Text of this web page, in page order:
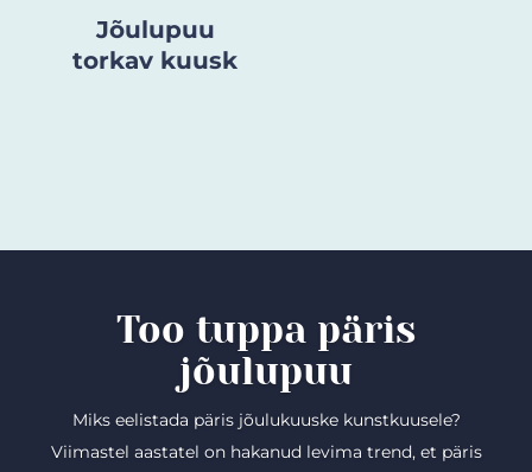
Jõulupuu
torkav kuusk
Too tuppa päris
jõulupuu
Miks eelistada päris jõulukuuske kunstkuusele?
Viimastel aastatel on hakanud levima trend, et päris